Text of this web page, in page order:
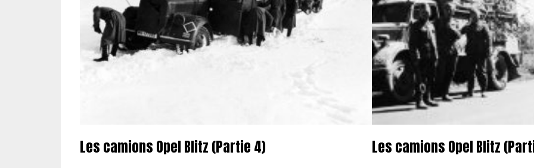
Les camions Opel Blitz (Partie 4) Les camions Opel Blitz